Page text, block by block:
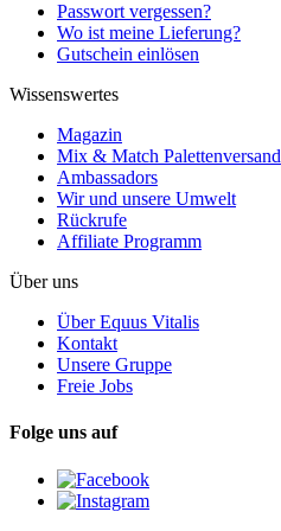
Passwort vergessen?
Wo ist meine Lieferung?
Gutschein einlösen
Wissenswertes
Magazin
Mix & Match Palettenversand
Ambassadors
Wir und unsere Umwelt
Rückrufe
Affiliate Programm
Über uns
Über Equus Vitalis
Kontakt
Unsere Gruppe
Freie Jobs
Folge uns auf